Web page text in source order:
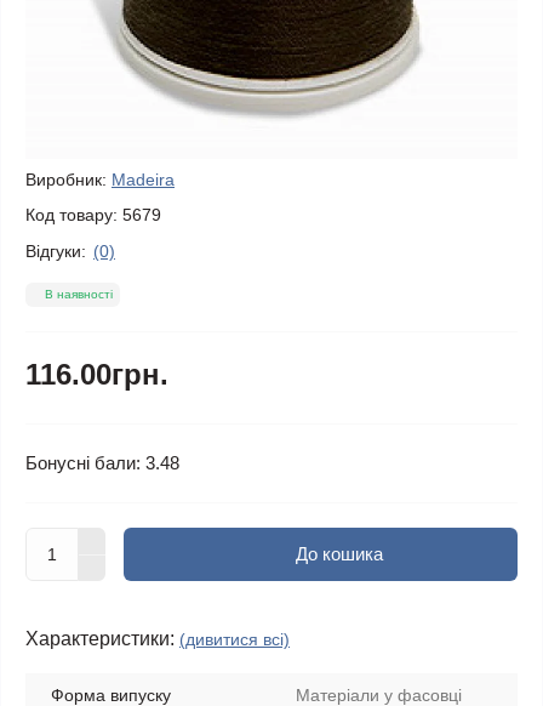
Виробник: Madeira
Код товару: 5679
Відгуки: (0)
В наявності
116.00грн.
Бонусні бали: 3.48
До кошика
Характеристики: (дивитися всі)
Форма випуску Матеріали у фасовці